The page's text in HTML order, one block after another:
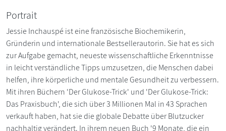
Portrait
Jessie Inchauspé ist eine französische Biochemikerin,
Gründerin und internationale Bestsellerautorin. Sie hat es sich
zur Aufgabe gemacht, neueste wissenschaftliche Erkenntnisse
in leicht verständliche Tipps umzusetzen, die Menschen dabei
helfen, ihre körperliche und mentale Gesundheit zu verbessern.
Mit ihren Büchern 'Der Glukose-Trick' und 'Der Glukose-Trick:
Das Praxisbuch', die sich über 3 Millionen Mal in 43 Sprachen
verkauft haben, hat sie die globale Debatte über Blutzucker
nachhaltig verändert. In ihrem neuen Buch '9 Monate, die ein